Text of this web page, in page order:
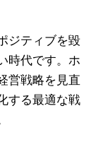
ジティブを毀
時代です。ホ
営戦略を見直
する最適な戦